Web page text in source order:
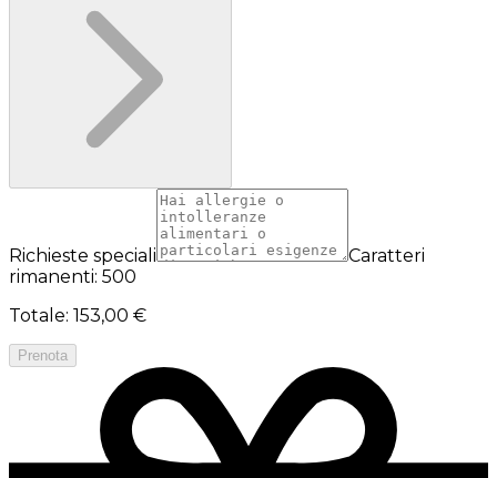
Richieste speciali
Caratteri
rimanenti: 500
Totale: 153,00 €
Prenota